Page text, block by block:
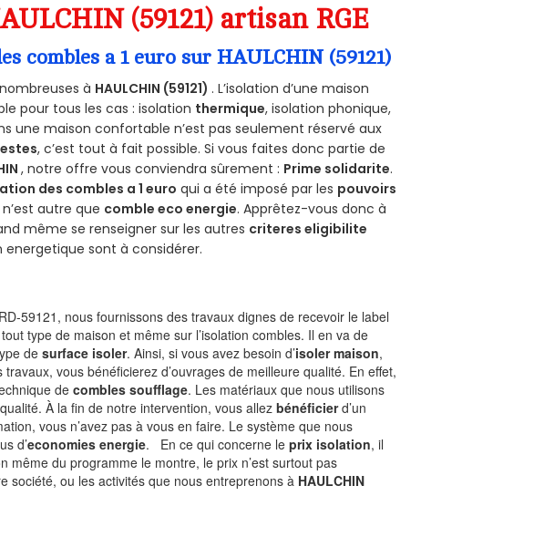
(59121) artisan RGE
combles a 1 euro sur HAULCHIN (59121)
à HAULCHIN (59121) . L’isolation d’une maison
pour tous les cas : isolation thermique, isolation phonique,
une maison confortable n’est pas seulement réservé aux
, c’est tout à fait possible. Si vous faites donc partie de
, notre offre vous conviendra sûrement : Prime solidarite.
des combles a 1 euro qui a été imposé par les pouvoirs
autre que comble eco energie. Apprêtez-vous donc à
même se renseigner sur les autres criteres eligibilite
energetique sont à considérer.
59121, nous fournissons des travaux dignes de recevoir le label
type de maison et même sur l’isolation combles. Il en va de
desurface isoler. Ainsi, si vous avez besoin d’isoler maison,
vous bénéficierez d’ouvrages de meilleure qualité. En effet,
decombles soufflage. Les matériaux que nous utilisons
À la fin de notre intervention, vous allezbénéficierd’un
vous n’avez pas à vous en faire. Le système que nous
d’economies energie. En ce qui concerne leprix isolation, il
même du programme le montre, le prix n’est surtout pas
société, ou les activités que nous entreprenons à HAULCHIN